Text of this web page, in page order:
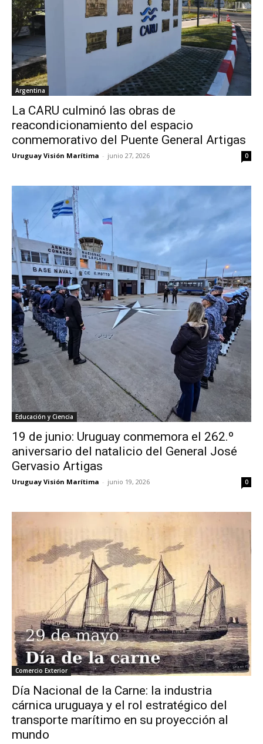
Argentina
La CARU culminó las obras de
reacondicionamiento del espacio
conmemorativo del Puente General Artigas
Uruguay Visión Marítima - junio 27, 2026 0
Educación y Ciencia
19 de junio: Uruguay conmemora el 262.º
aniversario del natalicio del General José
Gervasio Artigas
Uruguay Visión Marítima - junio 19, 2026 0
Comercio Exterior
Día Nacional de la Carne: la industria
cárnica uruguaya y el rol estratégico del
transporte marítimo en su proyección al
mundo